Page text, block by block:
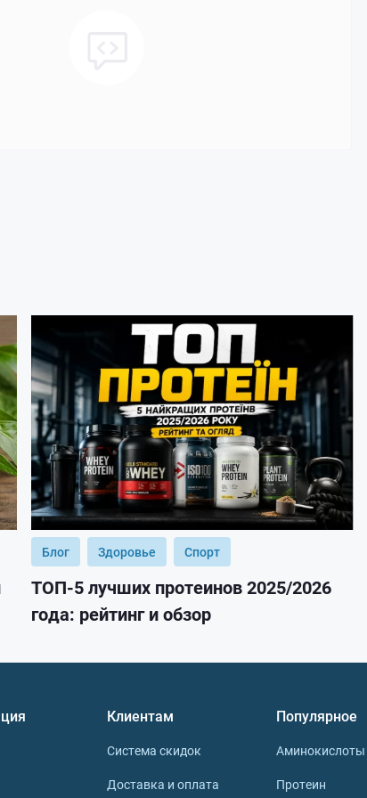
Блог Здоровье Спорт
ТОП-5 лучших протеинов 2025/2026
года: рейтинг и обзор
Клиентам
Система скидок
Доставка и оплата
Популярное
Аминокислоты
Протеин